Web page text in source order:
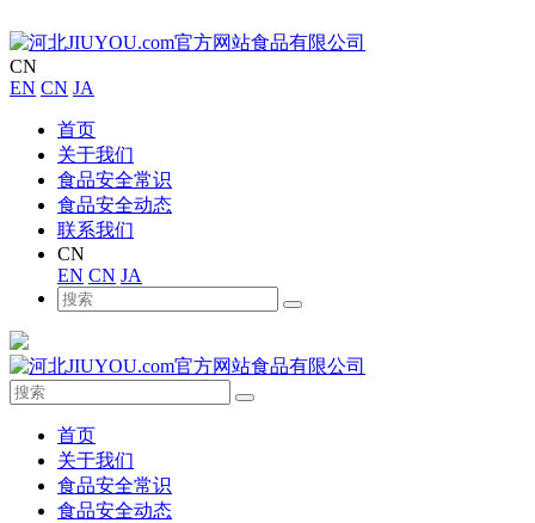
CN
EN CN JA
首页
关于我们
食品安全常识
食品安全动态
联系我们
CN
EN CN JA
首页
关于我们
食品安全常识
食品安全动态